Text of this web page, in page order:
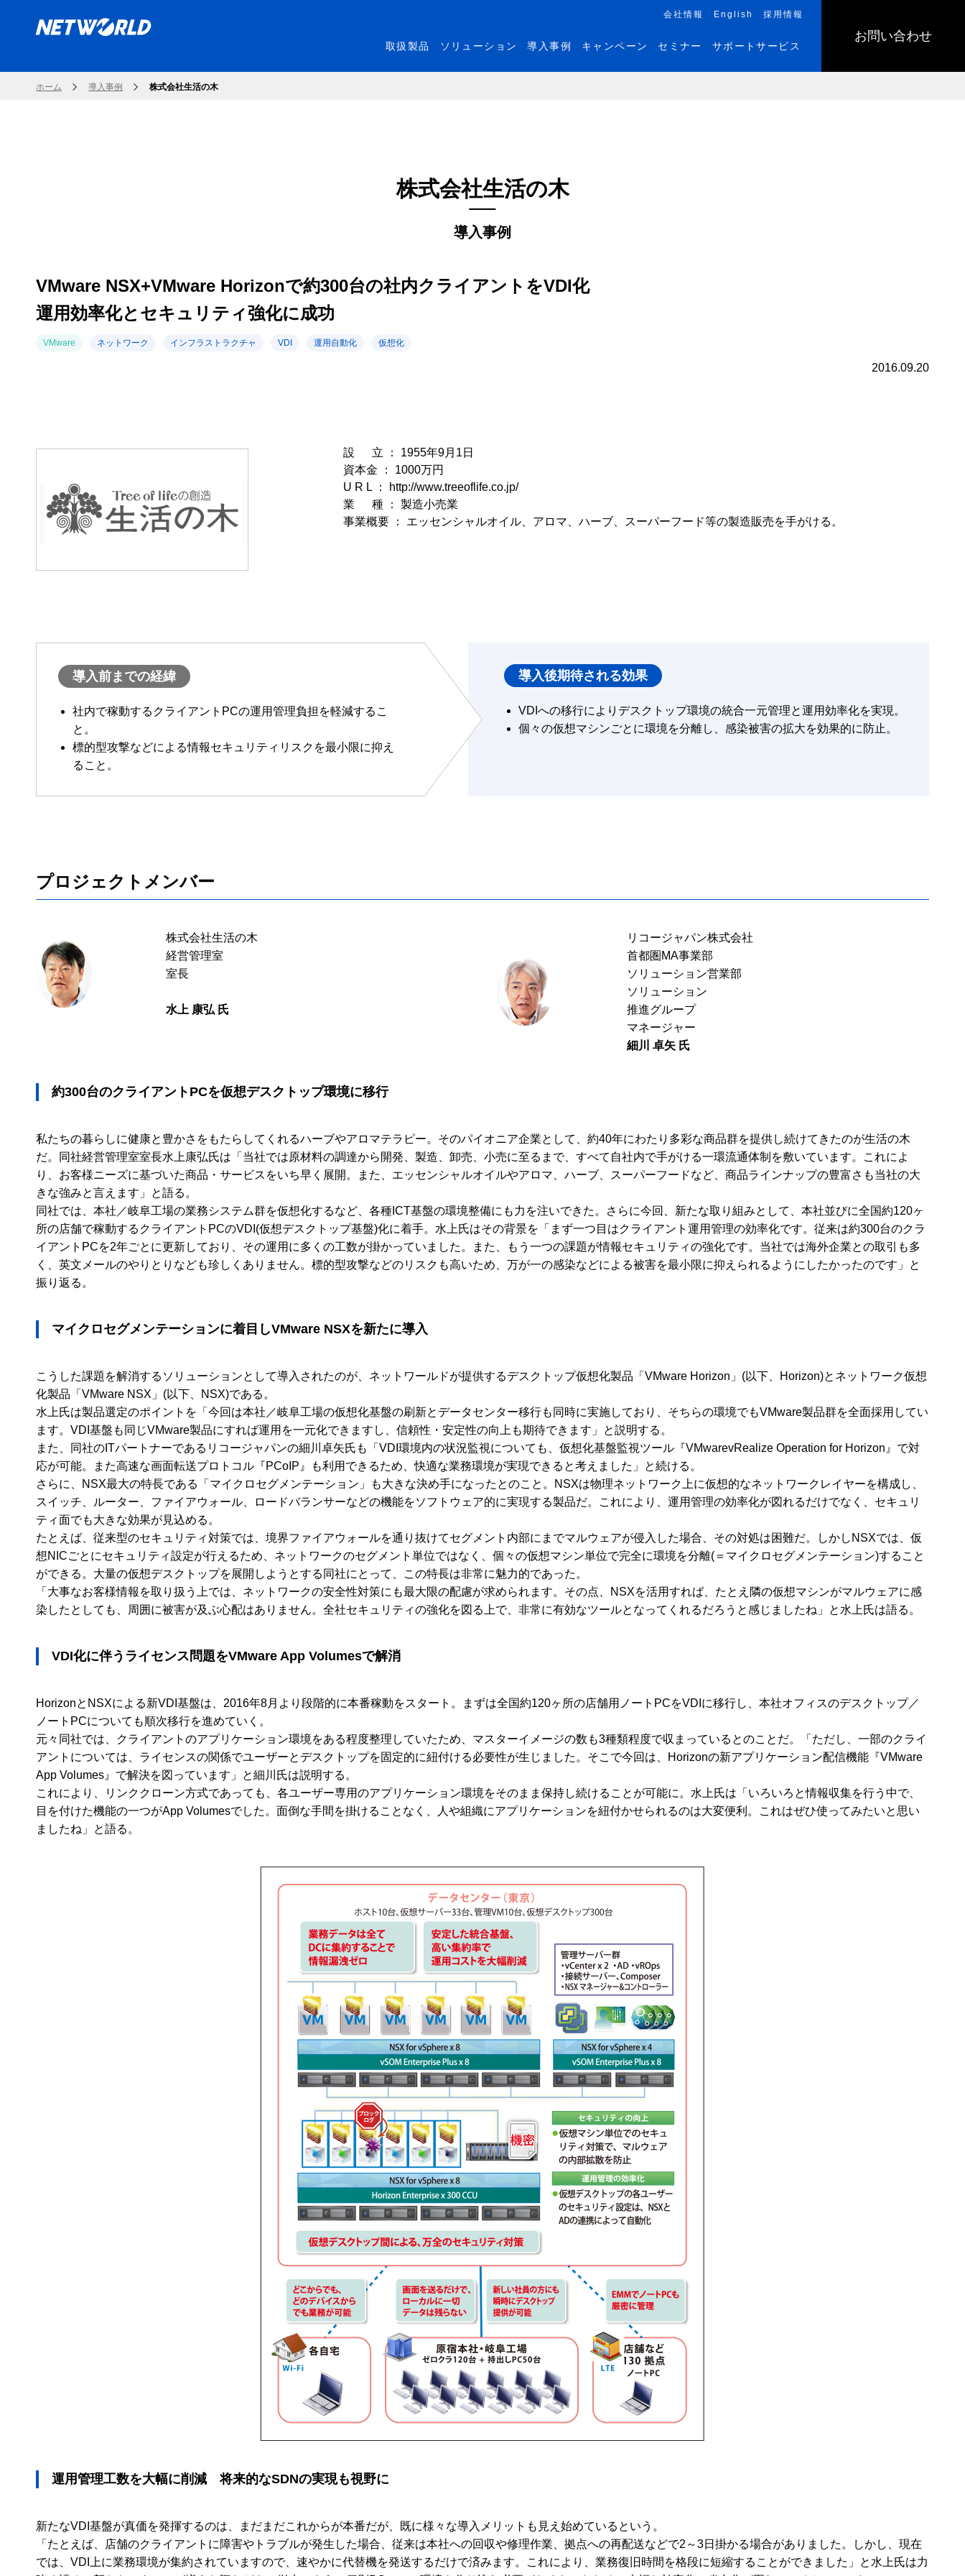
お問い合わせ
会社情報 English 採用情報
取扱製品 ソリューション 導入事例 キャンペーン セミナー サポートサービス
ホーム 導入事例 株式会社生活の木
導入事例
株式会社生活の木
VMware NSX+VMware Horizonで約300台の社内クライアントをVDI化
運用効率化とセキュリティ強化に成功
VMware ネットワーク インフラストラクチャ VDI 運用自動化 仮想化
2016.09.20
設 立 ： 1955年9月1日
資本金 ： 1000万円
U R L ：
http://www.treeoflife.co.jp/
業 種 ： 製造小売業
事業概要 ： エッセンシャルオイル、アロマ、ハーブ、スーパーフード等の製造販売を手がける。
導入前までの経緯
社内で稼動するクライアントPCの運用管理負担を軽減するこ
と。
標的型攻撃などによる情報セキュリティリスクを最小限に抑え
ること。
導入後期待される効果
VDIへの移行によりデスクトップ環境の統合一元管理と運用効率化を実現。
個々の仮想マシンごとに環境を分離し、感染被害の拡大を効果的に防止。
プロジェクトメンバー
株式会社生活の木
経営管理室
室長
水上 康弘 氏
リコージャパン株式会社
首都圏MA事業部
ソリューション営業部
ソリューション
推進グループ
マネージャー
細川 卓矢 氏
約300台のクライアントPCを仮想デスクトップ環境に移行
私たちの暮らしに健康と豊かさをもたらしてくれるハーブやアロマテラピー。そのパイオニア企業として、約40年にわたり多彩な商品群を提供し続けてきたのが生活の木
だ。同社経営管理室室長水上康弘氏は「当社では原材料の調達から開発、製造、卸売、小売に至るまで、すべて自社内で手がける一環流通体制を敷いています。これによ
り、お客様ニーズに基づいた商品・サービスをいち早く展開。また、エッセンシャルオイルやアロマ、ハーブ、スーパーフードなど、商品ラインナップの豊富さも当社の大
きな強みと言えます」と語る。
同社では、本社／岐阜工場の業務システム群を仮想化するなど、各種ICT基盤の環境整備にも力を注いできた。さらに今回、新たな取り組みとして、本社並びに全国約120ヶ
所の店舗で稼動するクライアントPCのVDI(仮想デスクトップ基盤)化に着手。水上氏はその背景を「まず一つ目はクライアント運用管理の効率化です。従来は約300台のクラ
イアントPCを2年ごとに更新しており、その運用に多くの工数が掛かっていました。また、もう一つの課題が情報セキュリティの強化です。当社では海外企業との取引も多
く、英文メールのやりとりなども珍しくありません。標的型攻撃などのリスクも高いため、万が一の感染などによる被害を最小限に抑えられるようにしたかったのです」と
振り返る。
マイクロセグメンテーションに着目しVMware NSXを新たに導入
こうした課題を解消するソリューションとして導入されたのが、ネットワールドが提供するデスクトップ仮想化製品「VMware Horizon」(以下、Horizon)とネットワーク仮想
化製品「VMware NSX」(以下、NSX)である。
水上氏は製品選定のポイントを「今回は本社／岐阜工場の仮想化基盤の刷新とデータセンター移行も同時に実施しており、そちらの環境でもVMware製品群を全面採用してい
ます。VDI基盤も同じVMware製品にすれば運用を一元化できますし、信頼性・安定性の向上も期待できます」と説明する。
また、同社のITパートナーであるリコージャパンの細川卓矢氏も「VDI環境内の状況監視についても、仮想化基盤監視ツール『VMwarevRealize Operation for Horizon』で対
応が可能。また高速な画面転送プロトコル『PCoIP』も利用できるため、快適な業務環境が実現できると考えました」と続ける。
さらに、NSX最大の特長である「マイクロセグメンテーション」も大きな決め手になったとのこと。NSXは物理ネットワーク上に仮想的なネットワークレイヤーを構成し、
スイッチ、ルーター、ファイアウォール、ロードバランサーなどの機能をソフトウェア的に実現する製品だ。これにより、運用管理の効率化が図れるだけでなく、セキュリ
ティ面でも大きな効果が見込める。
たとえば、従来型のセキュリティ対策では、境界ファイアウォールを通り抜けてセグメント内部にまでマルウェアが侵入した場合、その対処は困難だ。しかしNSXでは、仮
想NICごとにセキュリティ設定が行えるため、ネットワークのセグメント単位ではなく、個々の仮想マシン単位で完全に環境を分離(＝マイクロセグメンテーション)すること
ができる。大量の仮想デスクトップを展開しようとする同社にとって、この特長は非常に魅力的であった。
「大事なお客様情報を取り扱う上では、ネットワークの安全性対策にも最大限の配慮が求められます。その点、NSXを活用すれば、たとえ隣の仮想マシンがマルウェアに感
染したとしても、周囲に被害が及ぶ心配はありません。全社セキュリティの強化を図る上で、非常に有効なツールとなってくれるだろうと感じましたね」と水上氏は語る。
VDI化に伴うライセンス問題をVMware App Volumesで解消
HorizonとNSXによる新VDI基盤は、2016年8月より段階的に本番稼動をスタート。まずは全国約120ヶ所の店舗用ノートPCをVDIに移行し、本社オフィスのデスクトップ／
ノートPCについても順次移行を進めていく。
元々同社では、クライアントのアプリケーション環境をある程度整理していたため、マスターイメージの数も3種類程度で収まっているとのことだ。「ただし、一部のクライ
アントについては、ライセンスの関係でユーザーとデスクトップを固定的に紐付ける必要性が生じました。そこで今回は、Horizonの新アプリケーション配信機能『VMware
App Volumes』で解決を図っています」と細川氏は説明する。
これにより、リンククローン方式であっても、各ユーザー専用のアプリケーション環境をそのまま保持し続けることが可能に。水上氏は「いろいろと情報収集を行う中で、
目を付けた機能の一つがApp Volumesでした。面倒な手間を掛けることなく、人や組織にアプリケーションを紐付かせられるのは大変便利。これはぜひ使ってみたいと思い
ましたね」と語る。
運用管理工数を大幅に削減 将来的なSDNの実現も視野に
新たなVDI基盤が真価を発揮するのは、まだまだこれからが本番だが、既に様々な導入メリットも見え始めているという。
「たとえば、店舗のクライアントに障害やトラブルが発生した場合、従来は本社への回収や修理作業、拠点への再配送などで2～3日掛かる場合がありました。しかし、現在
では、VDI上に業務環境が集約されていますので、速やかに代替機を発送するだけで済みます。これにより、業務復旧時間を格段に短縮することができました」と水上氏は力